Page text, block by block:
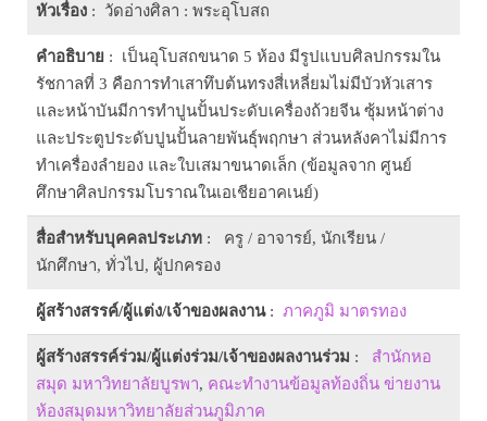
หัวเรื่อง : วัดอ่างศิลา : พระอุโบสถ
คำอธิบาย : เป็นอุโบสถขนาด 5 ห้อง มีรูปแบบศิลปกรรมใน
รัชกาลที่ 3 คือการทำเสาทึบต้นทรงสี่เหลี่ยมไม่มีบัวหัวเสาร
และหน้าบันมีการทำปูนปั้นประดับเครื่องถ้วยจีน ซุ้มหน้าต่าง
และประตูประดับปูนปั้นลายพันธุ์พฤกษา ส่วนหลังคาไม่มีการ
ทำเครื่องลำยอง และใบเสมาขนาดเล็ก (ข้อมูลจาก ศูนย์
ศึกษาศิลปกรรมโบราณในเอเชียอาคเนย์)
สื่อสำหรับบุคคลประเภท : ครู / อาจารย์, นักเรียน /
นักศึกษา, ทั่วไป, ผู้ปกครอง
ผู้สร้างสรรค์/ผู้แต่ง/เจ้าของผลงาน: ภาคภูมิ มาตรทอง
ผู้สร้างสรรค์ร่วม/ผู้แต่งร่วม/เจ้าของผลงานร่วม : สำนักหอ
สมุด มหาวิทยาลัยบูรพา, คณะทำงานข้อมูลท้องถิ่น ข่ายงาน
ห้องสมุดมหาวิทยาลัยส่วนภูมิภาค